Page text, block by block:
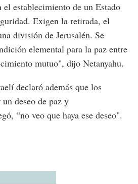
establecimiento de un Estado
Exigen la retirada, el
división de Jerusalén. Se
elemental para la paz entre
mutuo", dijo Netanyahu.
declaró además que los
deseo de paz y
“no veo que haya ese deseo".